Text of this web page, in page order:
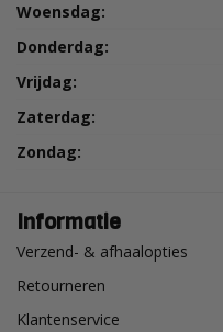
Woensdag:
Donderdag:
Vrijdag:
Zaterdag:
Zondag:
Informatie
Verzend- & afhaalopties
Retourneren
Klantenservice